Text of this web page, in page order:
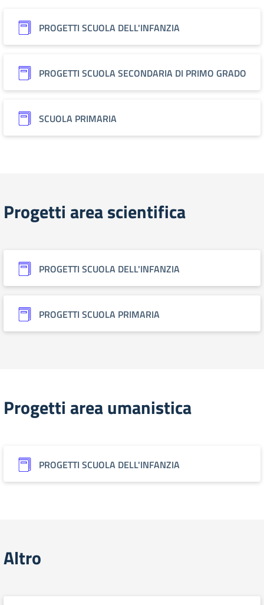
PROGETTI SCUOLA DELL'INFANZIA
PROGETTI SCUOLA SECONDARIA DI PRIMO GRADO
SCUOLA PRIMARIA
Progetti area scientifica
PROGETTI SCUOLA DELL'INFANZIA
PROGETTI SCUOLA PRIMARIA
Progetti area umanistica
PROGETTI SCUOLA DELL'INFANZIA
Altro